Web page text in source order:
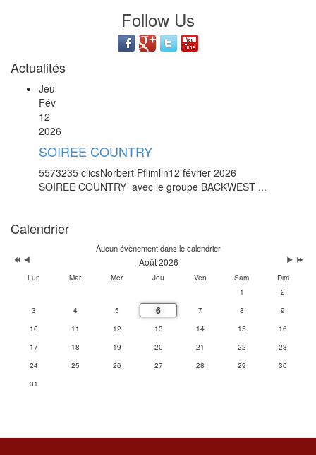
Follow Us
Actualités
Jeu
Fév
12
2026
SOIREE COUNTRY
5573235 clicsNorbert Pflimlin12 février 2026
SOIREE COUNTRY avec le groupe BACKWEST ...
Calendrier
Aucun évènement dans le calendrier
Août 2026
Lun Mar Mer Jeu Ven Sam
Dim
1
2
3
4 5 6 7 8
9
10
11 12 13 14 15
16
17
18 19 20 21 22
23
24
25 26 27 28 29
30
31